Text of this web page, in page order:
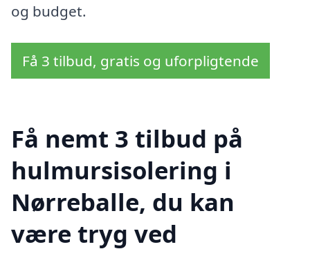
og budget.
Få 3 tilbud, gratis og uforpligtende
Få nemt 3 tilbud på
hulmursisolering i
Nørreballe, du kan
være tryg ved